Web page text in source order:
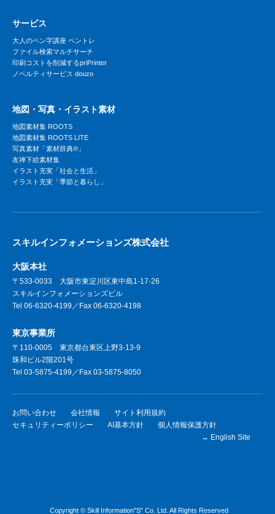
サービス
大人のペン字講座 ペントレ
ファイル検索マルチサーチ
印刷コストを削減するpriPrinter
ノベルティサービス douzo
地図・写真・イラスト素材
地図素材集 ROOTS
地図素材集 ROOTS LITE
写真素材「素材辞典®」
友禅下絵素材集
イラスト充実「社会と生活」
イラスト充実「季節と暮らし」
スキルインフォメーションズ株式会社
大阪本社
〒533-0033 大阪市東淀川区東中島1-17-26
スキルインフォメーションズビル
Tel 06-6320-4199／Fax 06-6320-4198
東京事業所
〒110-0005 東京都台東区上野3-13-9
珠和ビル2階201号
Tel 03-5875-4199／Fax 03-5875-8050
お問い合わせ 会社情報
サイト利用規約
セキュリティーポリシー
AI基本方針
個人情報保護方針
→ English Site
Copyright © Skill Information"S" Co. Ltd. All Rights Reserved